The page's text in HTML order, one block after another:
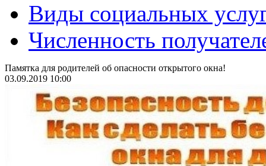
Виды социальных
Численность
Памятка для родителей об опасности открытого окна!
03.09.2019 10:00